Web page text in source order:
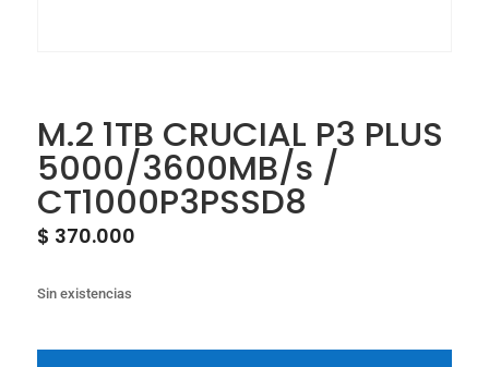
M.2 1TB CRUCIAL P3 PLUS
5000/3600MB/s /
CT1000P3PSSD8
$ 370.000
Sin existencias